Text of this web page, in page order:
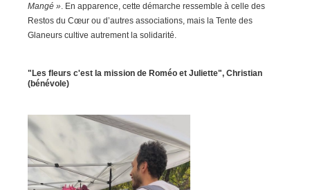
Mangé » . En apparence, cette démarche ressemble à celle des
Restos du Cœur ou d’autres associations, mais la Tente des
Glaneurs cultive autrement la solidarité.
"Les fleurs c'est la mission de Roméo et Juliette", Christian
(bénévole)